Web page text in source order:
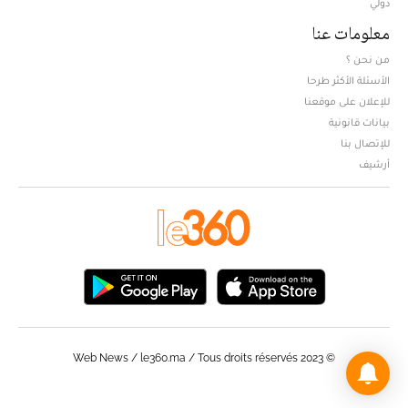
معلومات عنا
من نحن ؟
الأسئلة الأكثر طرحا
للإعلان على موقعنا
بيانات قانونية
للإتصال بنا
أرشيف
© Web News / le360.ma / Tous droits réservés 2023